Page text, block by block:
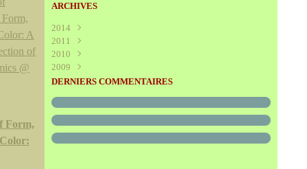
Form,
ARCHIVES
2014
Août
2011
Juillet
Juin
Mai(340)
Mars(227)
Janvier(289)
2010
Décembre
Novembre(595)
Septembre(272)
Juillet(325)
Juin(466)
2009
Décembre(208)
Octobre(227)
Août(273)
Juillet(316)
DERNIERS COMMENTAIRES